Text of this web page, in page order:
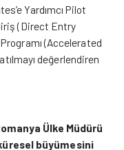
Yardımcı Pilot
(Direct Entry
Programı (Accelerated
değerlendiren
Ülke Müdürü
büyümesini